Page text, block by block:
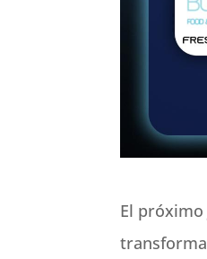
El próximo